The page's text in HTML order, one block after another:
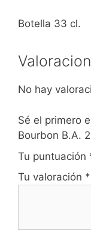
Botella 33 cl.
No hay
Sé el primero
Bourbon B.A.
Tu puntuación
Tu valoración *